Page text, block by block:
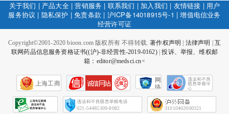
关于我们 | 产品大全|营销服务 | 联系我们 | 加入我们 | 友情链接 | 用户
服务协议 | 隐私保护 |免责条款 | 沪ICP备14018915号-1 |增值电信业务
经营许可证
Copyright©2001-2020 bioon.com 版权所有 不得转载.著作权声明 法律声明
互
联网药品信息服务资格证书((沪)-非经营性-2019-0162)|投诉、举报、维权邮
箱：editor@medsci.cn<
上海工商
网
络
会
征
021-54485309-8082 31010402000321